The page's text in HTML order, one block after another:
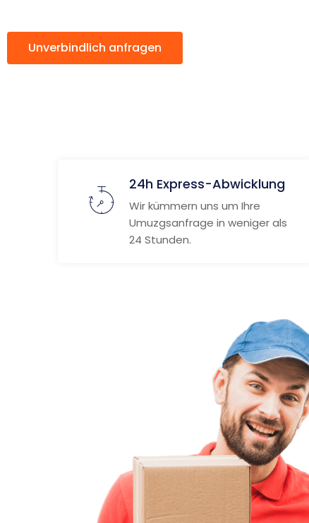
Unverbindlich anfragen
24h Express-Abwicklung
Wir kümmern uns um Ihre
Umuzgsanfrage in weniger als
24 Stunden.